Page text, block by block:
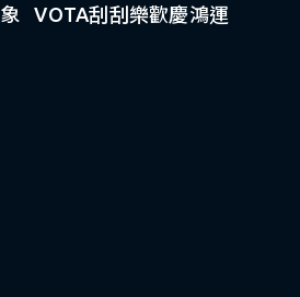
VOTA刮刮樂歡慶鴻運